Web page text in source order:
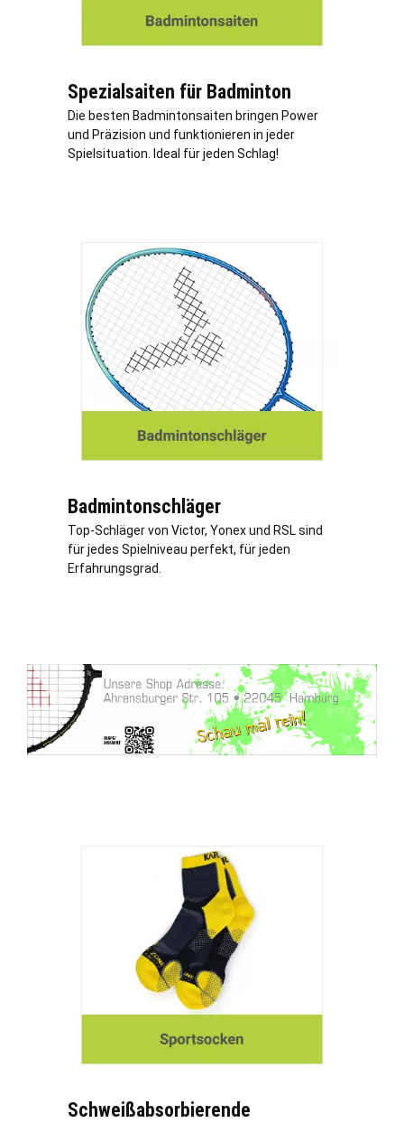
Spezialsaiten für Badminton
Die besten Badmintonsaiten bringen Power
und Präzision und funktionieren in jeder
Spielsituation. Ideal für jeden Schlag!
Badmintonschläger
Top-Schläger von Victor, Yonex und RSL sind
für jedes Spielniveau perfekt, für jeden
Erfahrungsgrad.
Schweißabsorbierende